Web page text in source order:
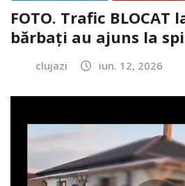
FOTO. Trafic BLOCAT
bărbați au ajuns la
clujazi iun. 12, 2026